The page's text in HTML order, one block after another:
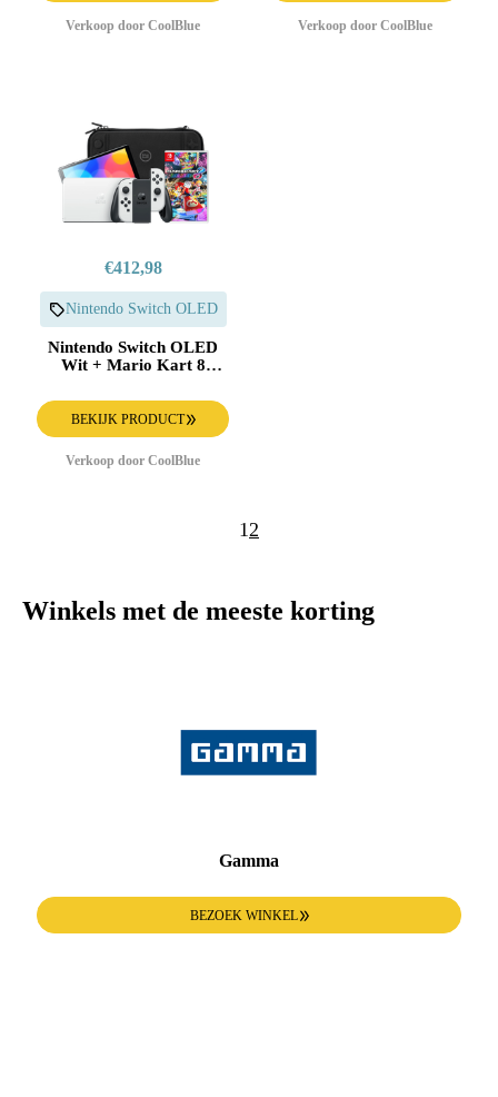
Verkoop door CoolBlue Verkoop door CoolBlue
€412,98
Nintendo Switch OLED
Nintendo Switch OLED
Wit + Mario Kart 8
Beschermhoes
BEKIJK PRODUCT
Verkoop door CoolBlue
12
Winkels met de meeste korting
Gamma
BEZOEK WINKEL